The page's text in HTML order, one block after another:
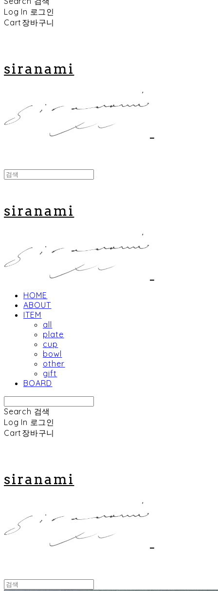
Log In 로그인
Cart 장바구니
siranami
siranami
HOME
ABOUT
ITEM
all
plate
cup
bowl
other
gift
BOARD
Search 검색
Log In 로그인
Cart 장바구니
siranami